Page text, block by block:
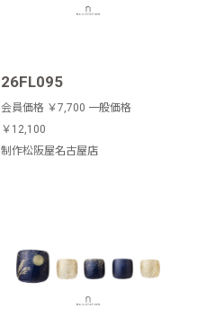
26FL095
会員価格 ￥7,700 一般価格
￥12,100
制作松阪屋名古屋店